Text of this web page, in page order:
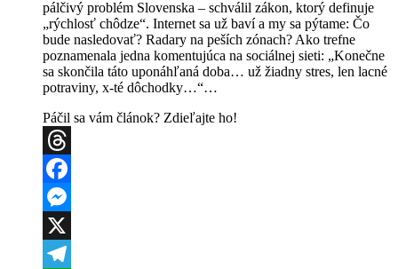
pálčivý problém Slovenska – schválil zákon, ktorý definuje
„rýchlosť chôdze“. Internet sa už baví a my sa pýtame: Čo
bude nasledovať? Radary na peších zónach? Ako trefne
poznamenala jedna komentujúca na sociálnej sieti: „Konečne
sa skončila táto uponáhľaná doba… už žiadny stres, len lacné
potraviny, x-té dôchodky…“…
Páčil sa vám článok? Zdieľajte ho!
Threads
Facebook
Messenger
X